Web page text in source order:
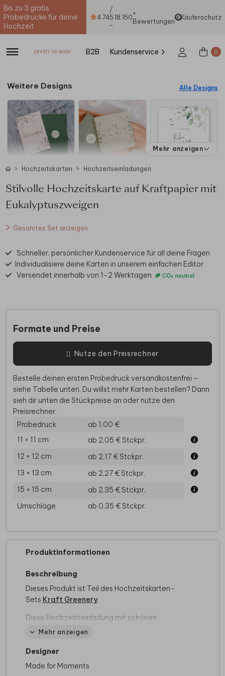
Bis zu 3 gratis
Probedrucke für deine
Hochzeit
4.74
/
5
-
18.150+
Bewertungen
Käuferschutz
B2B Kundenservice 0
Weitere Designs Alle Designs
Mehr anzeigen
Hochzeitskarten Hochzeitseinladungen
Stilvolle Hochzeitskarte auf Kraftpapier mit
Eukalyptuszweigen
Gesamtes Set anzeigen
Schneller, persönlicher Kundenservice für all deine Fragen
Individualisiere deine Karten in unserem einfachen Editor
Versendet innerhalb von 1-2 Werktagen
Formate und Preise
Nutze den Preisrechner
Bestelle deinen ersten Probedruck versandkostenfrei –
siehe Tabelle unten. Du willst mehr Karten bestellen? Dann
sieh dir unten die Stückpreise an oder nutze den
Preisrechner.
Probedruck
ab 1,00 €
11 × 11 cm
ab 2,05 €Stckpr.
12 × 12 cm
ab 2,17 €Stckpr.
13 × 13 cm
ab 2,27 €Stckpr.
15 × 15 cm
ab 2,35 €Stckpr.
Umschläge
ab 0,35 €Stckpr.
Produktinformationen
Beschreibung
Dieses Produkt ist Teil des Hochzeitskarten-
Sets Kraft Greenery.
Diese Hochzeitseinladung mit schönen
Eukalyptuszweigen wird gedruckt auf
ist perfekt für Paare, die nach einer natürlichen
und stilvollen Einladung suchen.
Mehr anzeigen
Designer
Made for Moments